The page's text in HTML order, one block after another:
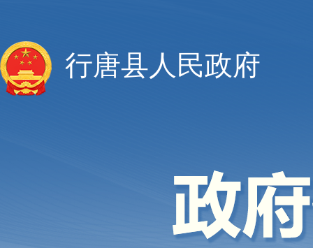
行唐县人民政府